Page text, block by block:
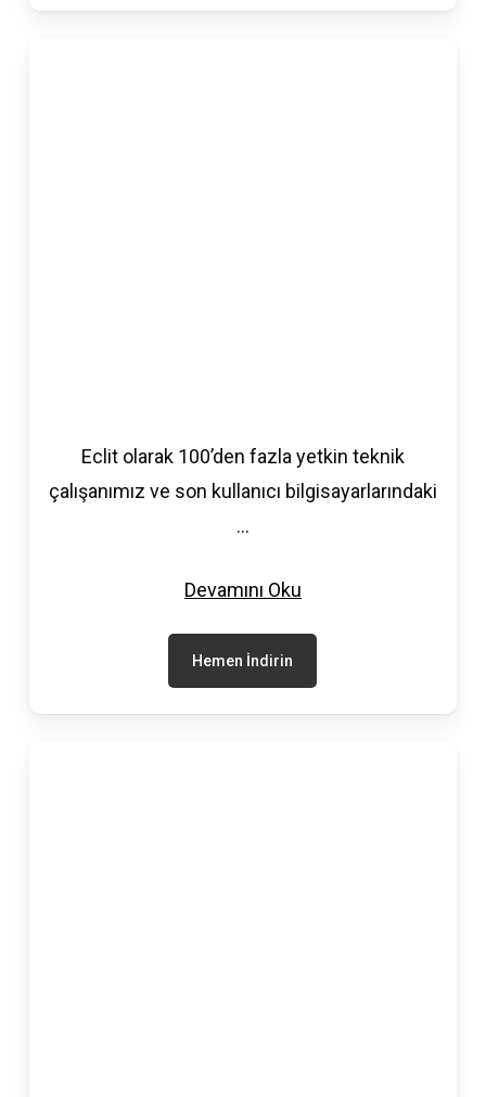
Eclit olarak 100’den fazla yetkin teknik
çalışanımız ve son kullanıcı bilgisayarlarındaki
...
Devamını Oku
Hemen İndirin